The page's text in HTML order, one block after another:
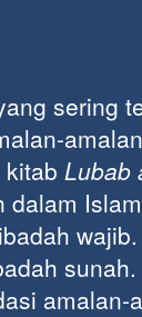
sering
Lubab
dalam
wajib.
sunah.
amalan-